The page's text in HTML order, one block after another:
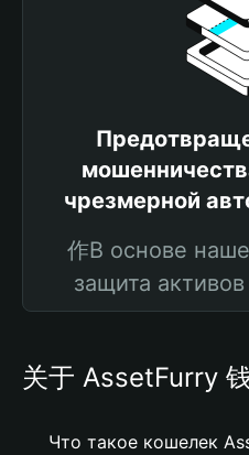
чрезмерной
作В основе
защита
关于 AssetFurry
Что такое кошелек